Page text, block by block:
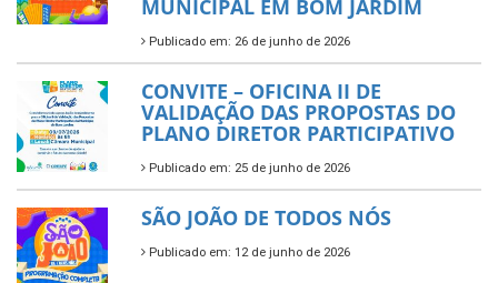
MUNICIPAL EM BOM JARDIM
Publicado em: 26 de junho de 2026
CONVITE – OFICINA II DE
VALIDAÇÃO DAS PROPOSTAS DO
PLANO DIRETOR PARTICIPATIVO
Publicado em: 25 de junho de 2026
SÃO JOÃO DE TODOS NÓS
Publicado em: 12 de junho de 2026